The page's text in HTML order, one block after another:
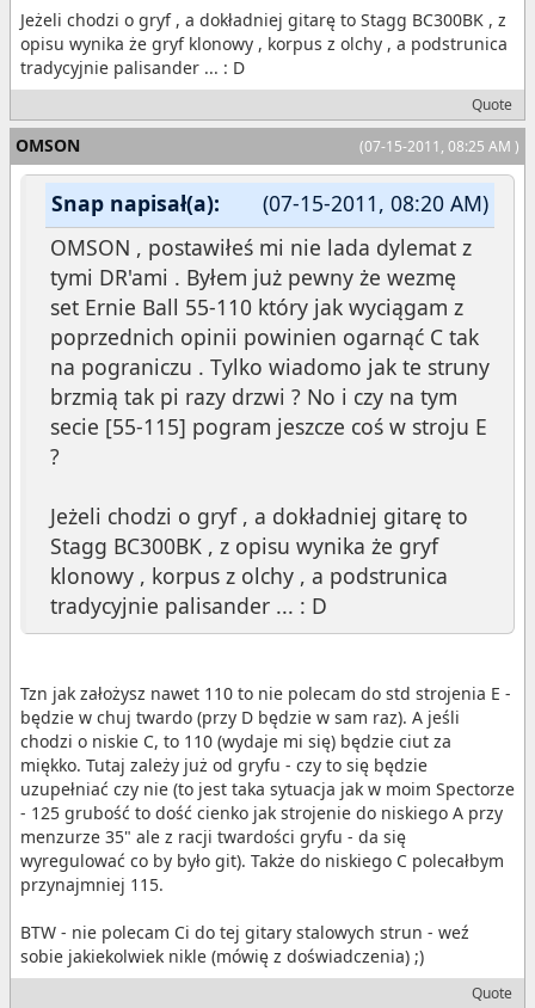
Jeżeli chodzi o gryf , a dokładniej gitarę to Stagg BC300BK , z
opisu wynika że gryf klonowy , korpus z olchy , a podstrunica
tradycyjnie palisander ... : D
Quote
(07-15-2011, 08:25 AM )
OMSON
(07-15-2011, 08:20 AM)
Snap napisał(a):
OMSON , postawiłeś mi nie lada dylemat z
tymi DR'ami . Byłem już pewny że wezmę
set Ernie Ball 55-110 który jak wyciągam z
poprzednich opinii powinien ogarnąć C tak
na pograniczu . Tylko wiadomo jak te struny
brzmią tak pi razy drzwi ? No i czy na tym
secie [55-115] pogram jeszcze coś w stroju E
?
Jeżeli chodzi o gryf , a dokładniej gitarę to
Stagg BC300BK , z opisu wynika że gryf
klonowy , korpus z olchy , a podstrunica
tradycyjnie palisander ... : D
Tzn jak założysz nawet 110 to nie polecam do std strojenia E -
będzie w chuj twardo (przy D będzie w sam raz). A jeśli
chodzi o niskie C, to 110 (wydaje mi się) będzie ciut za
miękko. Tutaj zależy już od gryfu - czy to się będzie
uzupełniać czy nie (to jest taka sytuacja jak w moim Spectorze
- 125 grubość to dość cienko jak strojenie do niskiego A przy
menzurze 35" ale z racji twardości gryfu - da się
wyregulować co by było git). Także do niskiego C polecałbym
przynajmniej 115.
BTW - nie polecam Ci do tej gitary stalowych strun - weź
sobie jakiekolwiek nikle (mówię z doświadczenia) ;)
Quote